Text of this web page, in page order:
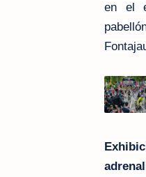
en el